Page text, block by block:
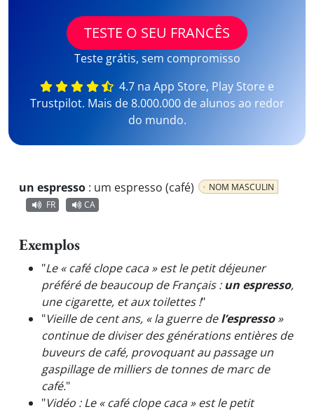
TESTE O SEU FRANCÊS
Teste grátis, sem compromisso
4.7 na App Store, Play Store e
Trustpilot. Mais de 8.000.000 de alunos ao redor
do mundo.
un espresso : um espresso (café)
NOM MASCULIN
FR
CA
Exemplos
"Le « café clope caca » est le petit déjeuner
préféré de beaucoup de Français :un espresso,
une cigarette, et aux toilettes !"
"Vieille de cent ans, « la guerre del’espresso»
continue de diviser des générations entières de
buveurs de café, provoquant au passage un
gaspillage de milliers de tonnes de marc de
café."
"Vidéo : Le « café clope caca » est le petit